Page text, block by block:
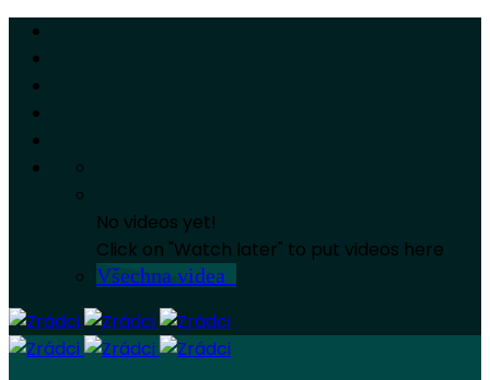
No videos yet!
Click on "Watch later" to put videos here
Všechna videa